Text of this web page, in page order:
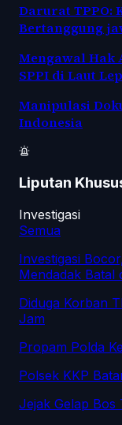
Darurat TPPO:
Bertanggung
Mengawal Hak
SPPI di Laut
Manipulasi
Indonesia
Liputan
Investigasi
Semua
Investigasi
Mendadak Batal
Diduga Korban
Jam
Propam Polda
Polsek KKP
Jejak Gelap Bos